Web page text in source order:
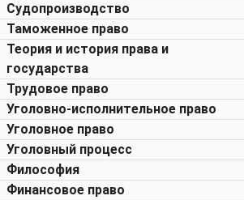
Судопроизводство
Таможенное право
Теория и история права и
государства
Трудовое право
Уголовно-исполнительное право
Уголовное право
Уголовный процесс
Философия
Финансовое право